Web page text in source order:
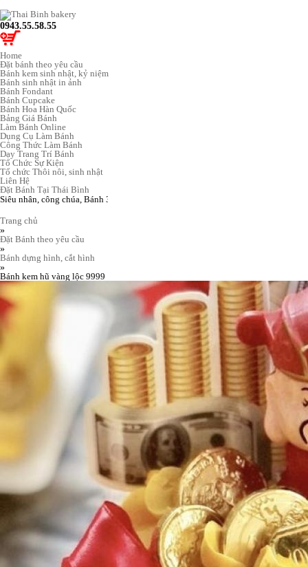
0943.55.58.55
Home
Đặt bánh theo yêu cầu
Bánh kem sinh nhật, kỷ niệm
Bánh sinh nhật in ảnh
Bánh Fondant
Bánh Cupcake
Bánh Hoa Hàn Quốc
Bảng Giá Bánh
Làm Bánh Online
Dụng Cụ Làm Bánh
Công Thức Làm Bánh
Dạy Trang Trí Bánh
Tổ Chức Sự Kiện
Tổ chức Thôi nôi, sinh nhật
Liên Hệ
Đặt Bánh Tại Thái Bình
Trang chủ
»
Đặt Bánh theo yêu cầu
»
Bánh dựng hình, cắt hình
»
Bánh kem hũ vàng lộc 9999